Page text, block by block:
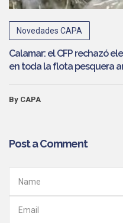
Novedades CAPA
Calamar: el CFP rechazó
en toda la flota pesquera
By CAPA
Post a Comment